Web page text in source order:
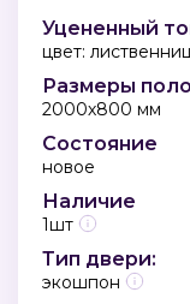
Уцененный
цвет:
Размеры
2000х800 мм
Состояние
новое
Наличие
1шт
Тип двери:
экошпон